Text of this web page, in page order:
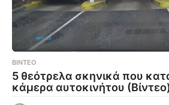
ΒΊΝΤΕΟ
5 θεότρελα σκηνικά που
κάμερα αυτοκινήτου